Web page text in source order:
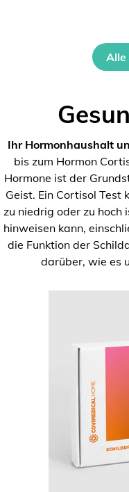
Alle
Ihr Hormonhaushalt
bis zum Hormon
Hormone ist der
Geist. Ein Cortisol Test
zu niedrig oder zu hoch
hinweisen kann,
die Funktion der
darüber, wie es